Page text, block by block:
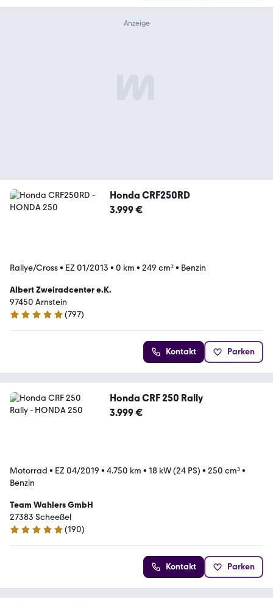
Honda CRF250RD
3.999 €
Rallye/Cross• EZ 01/2013 • 0 km • 249 cm³• Benzin
Albert Zweiradcenter e.K.
97450 Arnstein
4.8 Sterne
(797)
Kontakt Parken
Honda CRF 250 Rally
3.999 €
Motorrad • EZ 04/2019 • 4.750 km • 18 kW (24 PS) • 250 cm³•
Benzin
Team Wahlers GmbH
27383 Scheeßel
4.9 Sterne
(190)
Kontakt Parken